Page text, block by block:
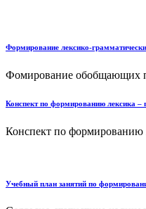
Формирование лексико-
Фомирование обобщающих
Конспект по формированию лексика –
Конспект по формированию
Учебный план занятий по